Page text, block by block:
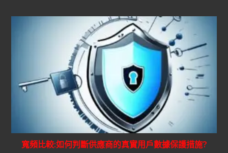
寬頻比較:如何判斷供應商的真實用戶數據保護措施?